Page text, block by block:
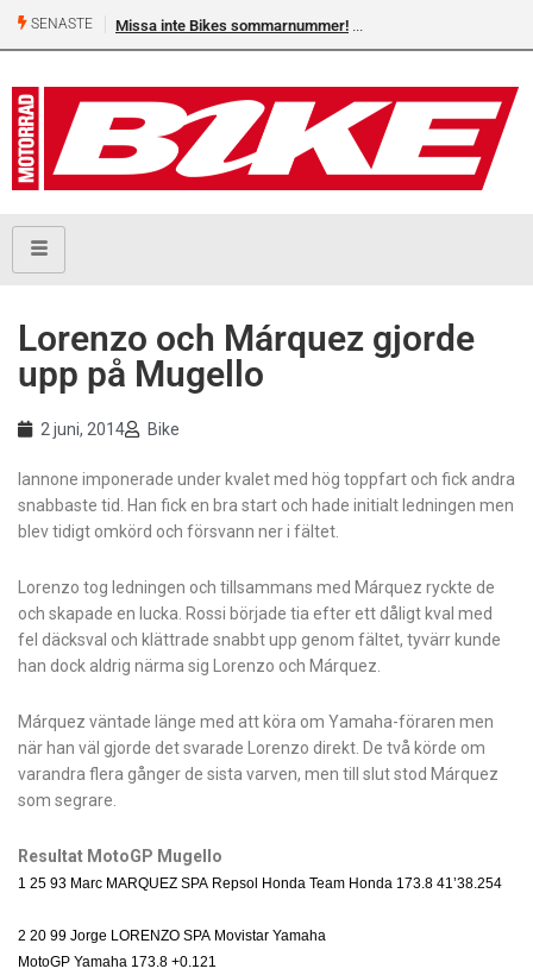
SENASTE Missa inte Bikes sommarnummer!
Lorenzo och Márquez gjorde
upp på Mugello
2 juni, 2014 Bike
Iannone imponerade under kvalet med hög toppfart och fick andra
snabbaste tid. Han fick en bra start och hade initialt ledningen men
blev tidigt omkörd och försvann ner i fältet.
Lorenzo tog ledningen och tillsammans med Márquez ryckte de
och skapade en lucka. Rossi började tia efter ett dåligt kval med
fel däcksval och klättrade snabbt upp genom fältet, tyvärr kunde
han dock aldrig närma sig Lorenzo och Márquez.
Márquez väntade länge med att köra om Yamaha-föraren men
när han väl gjorde det svarade Lorenzo direkt. De två körde om
varandra flera gånger de sista varven, men till slut stod Márquez
som segrare.
Resultat MotoGP Mugello
1 25 93 Marc MARQUEZ SPA Repsol Honda Team Honda 173.8 41’38.254
2 20 99 Jorge LORENZO SPA Movistar Yamaha
MotoGP Yamaha 173.8 +0.121